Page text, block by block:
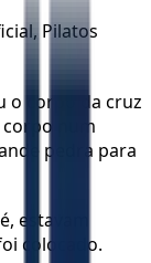
Pilatos
o corpo da cruz
corpo num
pedra para
estavam
colocado.